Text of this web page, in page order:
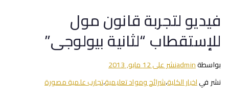
فيديو لتجربة قانون مول
للإستقطاب “لثانية بيولوجى”
بواسطةadminنشر على12 مايو, 2013
نشر فياخبار الكلية،شرائح ومواد تعليمية،تجارب علمية مصورة